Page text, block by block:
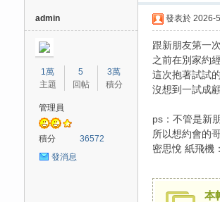
admin
1萬
主題
5
回帖
3萬
積分
管理員
積分
36572
發消息
發表於 2026-
跟新朋友第一
之前在別家約
這次抱著試試
沒想到一試成
ps：不管是新
所以想約會的
密思悅 紙飛機
本